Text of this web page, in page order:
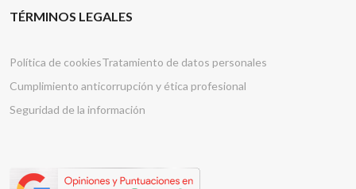
TÉRMINOS LEGALES
Política de cookiesTratamiento de datos personales
Cumplimiento anticorrupción y ética profesional
Seguridad de la información